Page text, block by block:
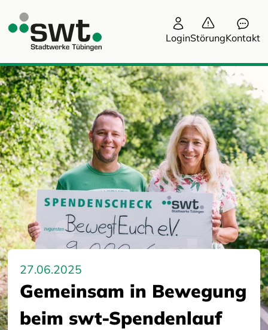
LoginStörungKontakt
27.06.2025
Gemeinsam in Bewegung
beim swt-Spendenlauf